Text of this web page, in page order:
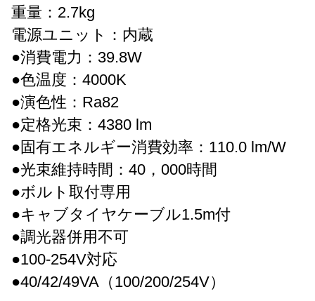
重量：2.7kg
電源ユニット：内蔵
●消費電力：39.8W
●色温度：4000K
●演色性：Ra82
●定格光束：4380 lm
●固有エネルギー消費効率：110.0 lm/W
●光束維持時間：40，000時間
●ボルト取付専用
●キャブタイヤケーブル1.5m付
●調光器併用不可
●100-254V対応
●40/42/49VA（100/200/254V）